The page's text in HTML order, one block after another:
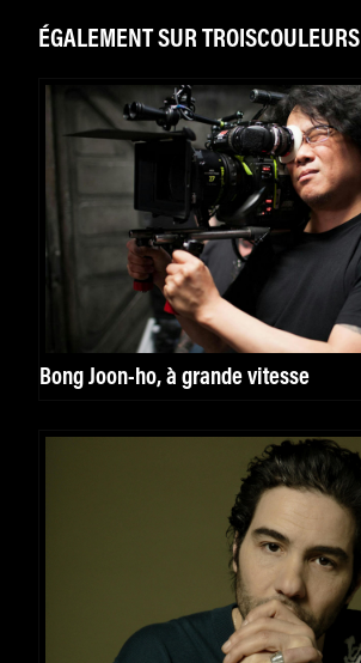
ÉGALEMENT SUR TROISCOULEURS
Bong Joon-ho, à grande vitesse